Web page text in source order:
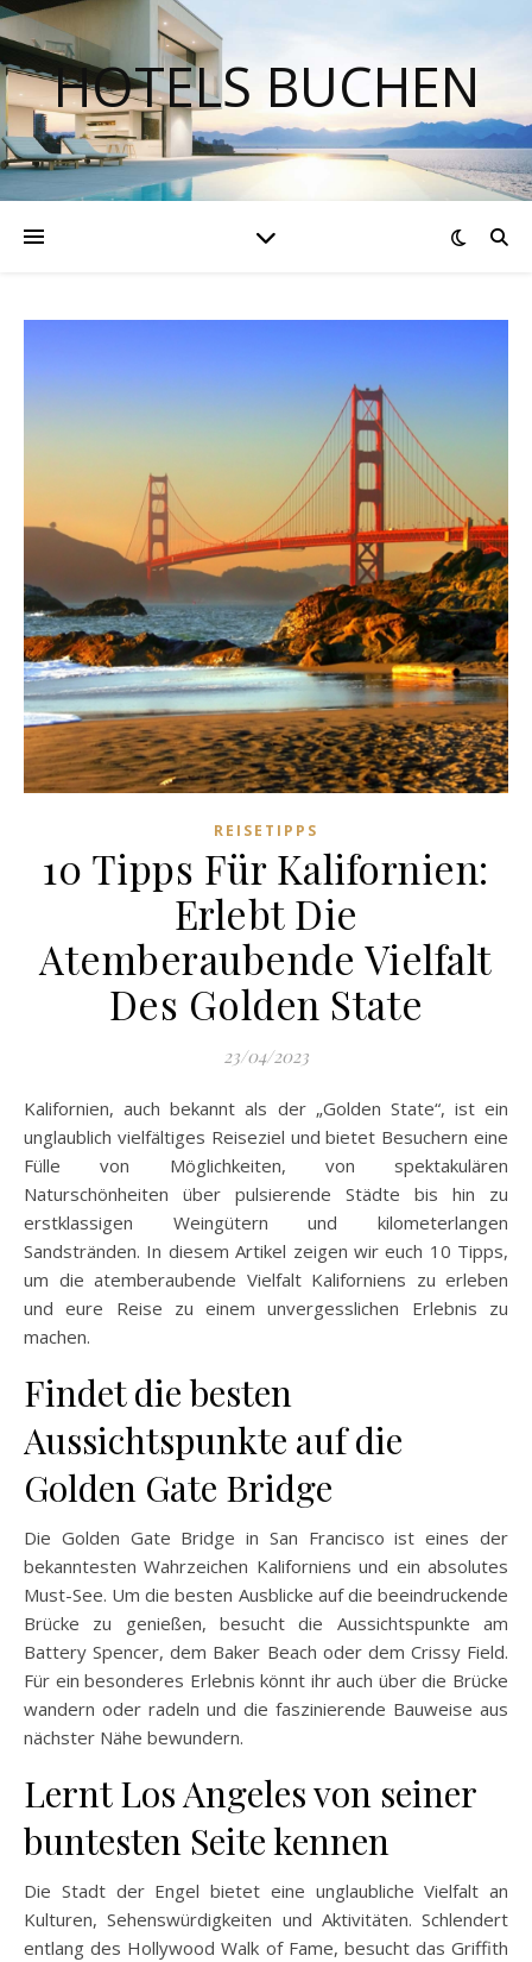
HOTELS BUCHEN
REISETIPPS
10 Tipps Für Kalifornien:
Erlebt Die
Atemberaubende Vielfalt
Des Golden State
23/04/2023
Kalifornien, auch bekannt als der „Golden State“, ist ein
unglaublich vielfältiges Reiseziel und bietet Besuchern eine
Fülle von Möglichkeiten, von spektakulären
Naturschönheiten über pulsierende Städte bis hin zu
erstklassigen Weingütern und kilometerlangen
Sandstränden. In diesem Artikel zeigen wir euch 10 Tipps,
um die atemberaubende Vielfalt Kaliforniens zu erleben
und eure Reise zu einem unvergesslichen Erlebnis zu
machen.
Findet die besten
Aussichtspunkte auf die
Golden Gate Bridge
Die Golden Gate Bridge in San Francisco ist eines der
bekanntesten Wahrzeichen Kaliforniens und ein absolutes
Must-See. Um die besten Ausblicke auf die beeindruckende
Brücke zu genießen, besucht die Aussichtspunkte am
Battery Spencer, dem Baker Beach oder dem Crissy Field.
Für ein besonderes Erlebnis könnt ihr auch über die Brücke
wandern oder radeln und die faszinierende Bauweise aus
nächster Nähe bewundern.
Lernt Los Angeles von seiner
buntesten Seite kennen
Die Stadt der Engel bietet eine unglaubliche Vielfalt an
Kulturen, Sehenswürdigkeiten und Aktivitäten. Schlendert
entlang des Hollywood Walk of Fame, besucht das Griffith